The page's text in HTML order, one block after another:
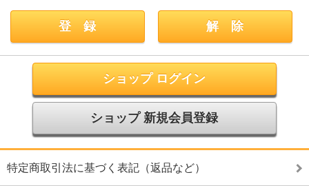
ショップ ログイン
ショップ 新規会員登録
特定商取引法に基づく表記（返品など）